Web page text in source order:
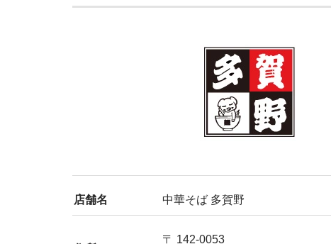
店舗名 中華そば 多賀野
〒 142-0053